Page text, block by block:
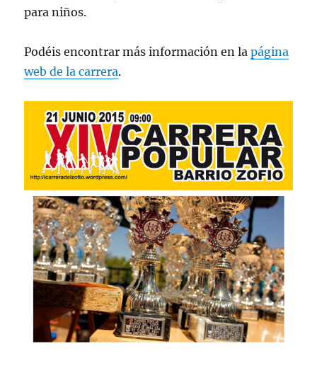
para niños.
Podéis encontrar más información en lapágina
web de la carrera.